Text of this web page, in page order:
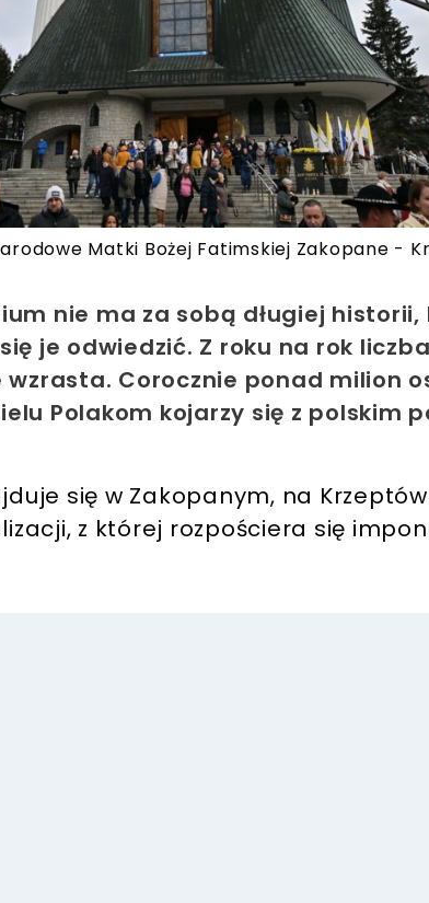
Matki Bożej Fatimskiej Zakopane -
nie ma za sobą długiej historii,
je odwiedzić. Z roku na rok liczba
Corocznie ponad milion
Polakom kojarzy się z polskim
się w Zakopanym, na
z której rozpościera się